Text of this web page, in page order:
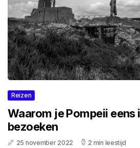
Reizen
Waarom je Pompeii eens
bezoeken
25 november 2022 2 min leestijd